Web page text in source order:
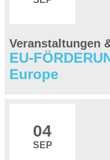
Veranstaltungen
EU-
Europe
04
SEP